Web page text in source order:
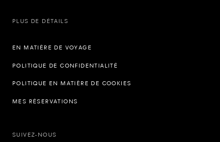
PLUS DE DÉTAILS
EN MATIÈRE DE VOYAGE
POLITIQUE DE CONFIDENTIALITÉ
POLITIQUE EN MATIÈRE DE COOKIES
MES RÉSERVATIONS
SUIVEZ-NOUS